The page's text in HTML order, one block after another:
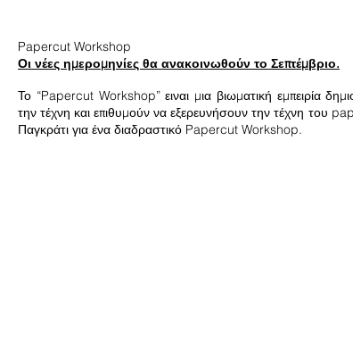
Papercut Workshop
Οι νέες ημερομηνίες θα ανακοινωθούν το Σεπτέμβριο.
Το “Papercut Workshop” ειναι μια βιωματική εμπειρία
την τέχνη και επιθυμούν να εξερευνήσουν την τέχνη του
Παγκράτι για ένα διαδραστικό Papercut Workshop.